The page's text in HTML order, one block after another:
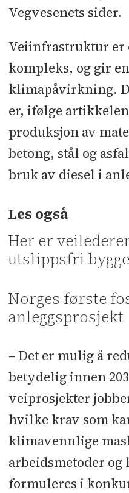
Vegvesenets sider.
Veiinfrastruktur er
kompleks, og gir
klimapåvirkning.
er, ifølge
produksjon av
betong, stål og
bruk av diesel i
Les også
Her er
utslippsfri
Norges første
anleggsprosjekt
– Det er mulig å
betydelig innen
veiprosjekter
hvilke krav som
klimavennlige
arbeidsmetoder og
formuleres i